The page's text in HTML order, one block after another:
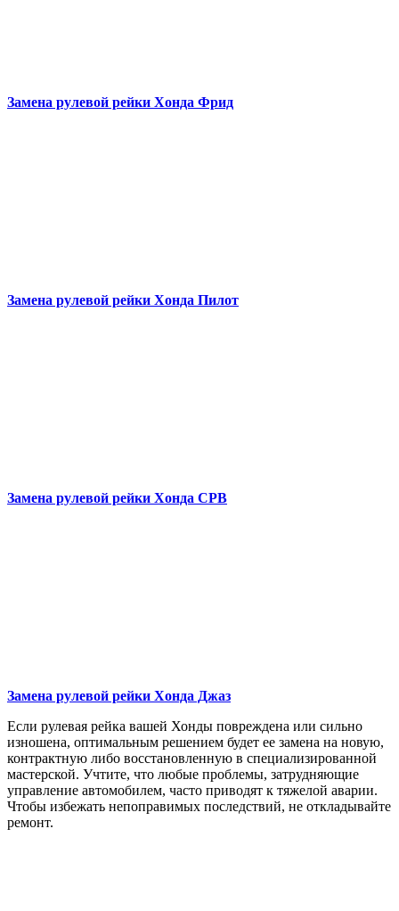
Замена рулевой рейки Хонда Фрид
Замена рулевой рейки Хонда Пилот
Замена рулевой рейки Хонда СРВ
Замена рулевой рейки Хонда Джаз
Если рулевая рейка вашей Хонды повреждена или сильно
изношена, оптимальным решением будет ее замена на новую,
контрактную либо восстановленную в специализированной
мастерской. Учтите, что любые проблемы, затрудняющие
управление автомобилем, часто приводят к тяжелой аварии.
Чтобы избежать непоправимых последствий, не откладывайте
ремонт.